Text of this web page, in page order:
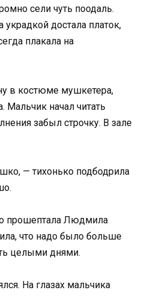
сели чуть поодаль.
достала платок,
плакала на
в костюме мушкетера,
начал читать
забыл строчку. В зале
— тихонько подбодрила
прошептала Людмила
что надо было больше
целыми днями.
На глазах мальчика